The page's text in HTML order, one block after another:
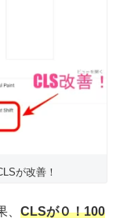
が改善！
CLSが０！100